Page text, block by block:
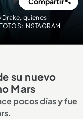
Drake, quienes
INSTAGRAM
su nuevo
Mars
pocos días y fue